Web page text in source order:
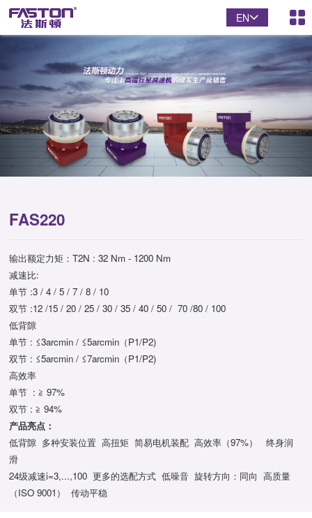
EN
FAS220
输出额定力矩：T2N : 32 Nm - 1200 Nm
减速比:
单节 :3 / 4 / 5 / 7 / 8 / 10
双节 :12 /15 / 20 / 25 / 30 / 35 / 40 / 50 / 70 /80 / 100
低背隙
单节 : ≤3arcmin / ≤5arcmin（P1/P2)
双节 : ≤5arcmin / ≤7arcmin（P1/P2)
高效率
单节 : ≧ 97%
双节 : ≧ 94%
产品亮点：
低背隙 多种安装位置 高扭矩 简易电机装配 高效率（97%） 终身润
滑
24级减速i=3,...,100 更多的选配方式 低噪音 旋转方向：同向 高质量
（ISO 9001） 传动平稳